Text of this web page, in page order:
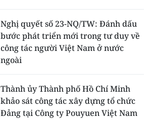
Nghị quyết số 23-NQ/TW: Đánh dấu
bước phát triển mới trong tư duy về
công tác người Việt Nam ở nước
ngoài
Thành ủy Thành phố Hồ Chí Minh
khảo sát công tác xây dựng tổ chức
Đảng tại Công ty Pouyuen Việt Nam